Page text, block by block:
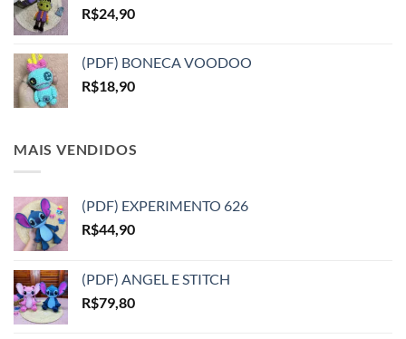
R$24,90
(PDF) BONECA VOODOO
R$18,90
MAIS VENDIDOS
(PDF) EXPERIMENTO 626
R$44,90
(PDF) ANGEL E STITCH
R$79,80